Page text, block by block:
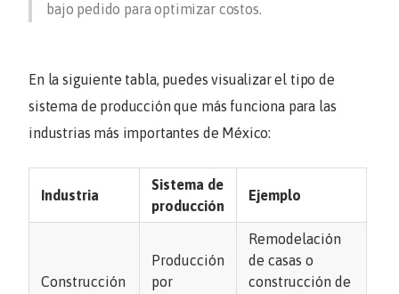
bajo pedido para optimizar costos.
En la siguiente tabla, puedes visualizar el tipo de
sistema de producción que más funciona para las
industrias más importantes de México:
Industria
Sistema de
producción
Ejemplo
Construcción
Producción
por
Remodelación
de casas o
construcción de